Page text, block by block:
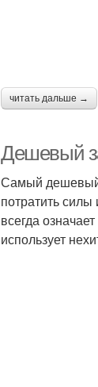
читать дальше →
Дешевый
Самый дешевый
потратить
всегда
использует